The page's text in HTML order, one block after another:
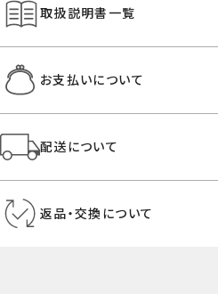
取扱説明書一覧
お支払いについて
配送について
返品・交換について